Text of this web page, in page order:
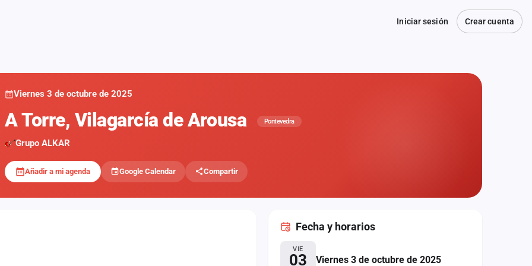
Iniciar sesión Crear cuenta
Viernes 3 de octubre de 2025
A Torre, Vilagarcía de Arousa Pontevedra
Grupo ALKAR
Añadir a mi agenda Google Calendar Compartir
Fecha y horarios
VIE
03 Viernes 3 de octubre de 2025